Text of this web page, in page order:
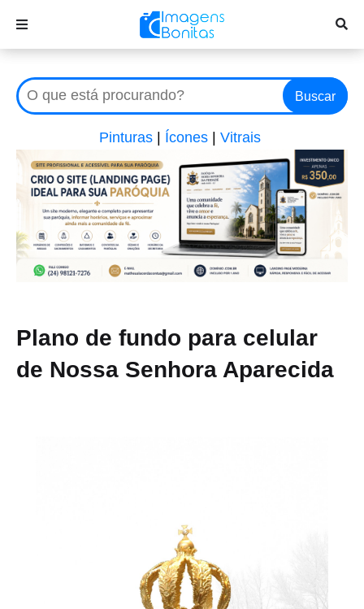
Buscar
Pinturas Ícones Vitrais
Plano de fundo para celular
de Nossa Senhora Aparecida